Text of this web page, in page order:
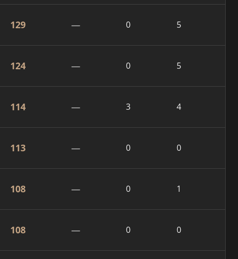
129 — 0 5
124 — 0 5
114 — 3 4
113 — 0 0
108 — 0 1
108 — 0 0